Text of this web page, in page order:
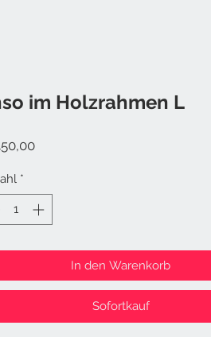
im Holzrahmen L
Preis
*
In den Warenkorb
Sofortkauf